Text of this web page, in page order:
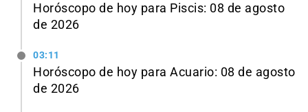
Horóscopo de hoy para Piscis: 08 de agosto
de 2026
03:11
Horóscopo de hoy para Acuario: 08 de agosto
de 2026